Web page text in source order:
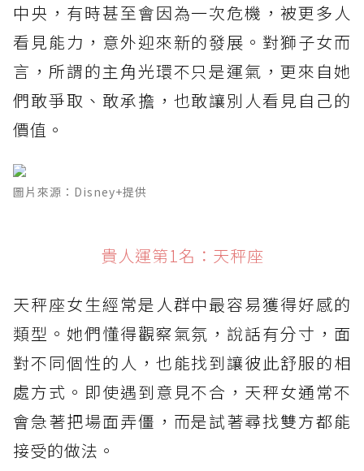
中央，有時甚至會因為一次危機，被更多人
看見能力，意外迎來新的發展。對獅子女而
言，所謂的主角光環不只是運氣，更來自她
們敢爭取、敢承擔，也敢讓別人看見自己的
價值。
圖片來源：Disney+提供
貴人運第1名：天秤座
天秤座女生經常是人群中最容易獲得好感的
類型。她們懂得觀察氣氛，說話有分寸，面
對不同個性的人，也能找到讓彼此舒服的相
處方式。即使遇到意見不合，天秤女通常不
會急著把場面弄僵，而是試著尋找雙方都能
接受的做法。